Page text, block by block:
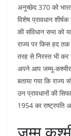
अनुच्छेद 370 को
विशेष प्रावधान
की संविधान सभा को
राज्य पर किस हद तक
तरह से निरस्त भी कर
अपने आप जम्मू-कश्मीर
बताया गया कि राज्य
उन प्रावधानों की
1954 का राष्ट्रपति